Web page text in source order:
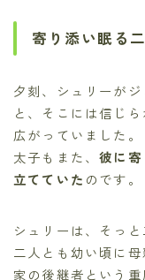
寄り添い眠る
夕刻、シュリーが
と、そこには信じ
広がっていました
太子もまた、彼に
立てていた のです。
シュリーは、そっ
二人とも幼い頃に
家の後継者という